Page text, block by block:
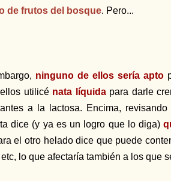
de frutos del bosque. Pero...
ninguno de ellos sería apto
utilicé nata líquidapara darle
a la lactosa. Encima,
dice (y ya es un logro que lo diga)
el otro helado dice que puede
lo que afectaría también a los que